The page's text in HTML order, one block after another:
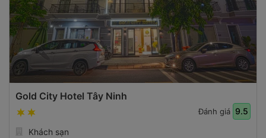
Gold City Hotel Tây Ninh
Đánh giá 9.5
Khách sạn